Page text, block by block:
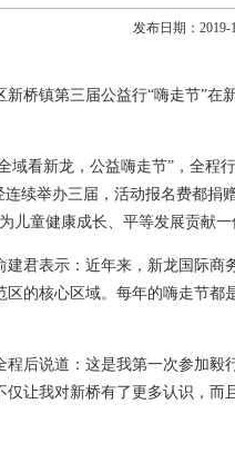
发布日期：
新桥镇第三届公益行“嗨走节”
域看新龙，公益嗨走节”，全
连续举办三届，活动报名费都捐
儿童健康成长、平等发展贡献
建君表示：近年来，新龙国际
区的核心区域。每年的嗨走节
程后说道：这是我第一次参加
仅让我对新桥有了更多认识，